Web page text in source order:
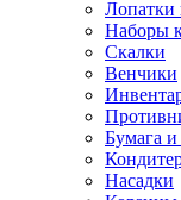
Лопатки
Наборы
Скалки
Венчики
Бумага
Насадки